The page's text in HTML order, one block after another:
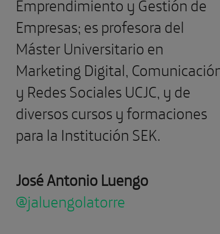
Emprendimiento y Gestión de
Empresas; es profesora del
Máster Universitario en
Marketing Digital,
y Redes Sociales UCJC, y de
diversos cursos y formaciones
para la Institución SEK.
José Antonio Luengo
@jaluengolatorre